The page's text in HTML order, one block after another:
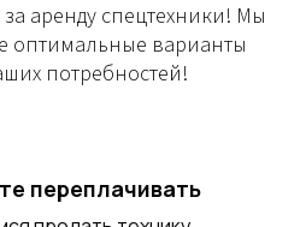
аренду спецтехники! Мы
оптимальные варианты
потребностей!
переплачивать